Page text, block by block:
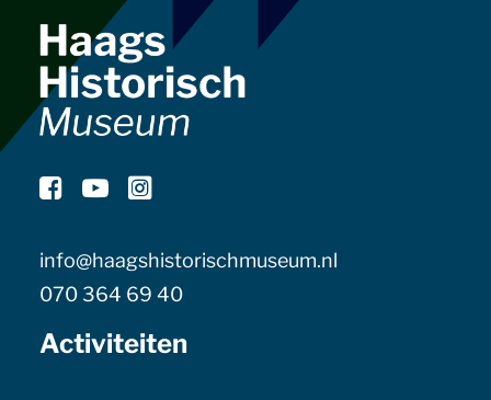
info@haagshistorischmuseum.nl
070 364 69 40
Activiteiten